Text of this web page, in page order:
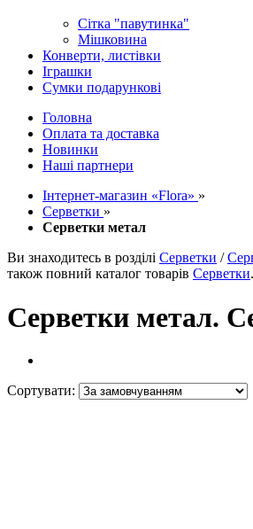
Сітка "павутинка"
Мішковина
Конверти, листівки
Іграшки
Сумки подарункові
Головна
Оплата та доставка
Новинки
Наші партнери
Інтернет-магазин «Flora» »
Серветки »
Серветки метал
Ви знаходитесь в розділі Серветки /
також повний каталог товарів Серветки.
Серветки метал.
Сортувати: